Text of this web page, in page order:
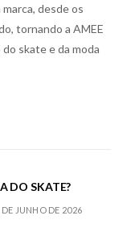
desde os
tornando a AMEE
skate e da moda
DO SKATE?
DE JUNHO DE 2026